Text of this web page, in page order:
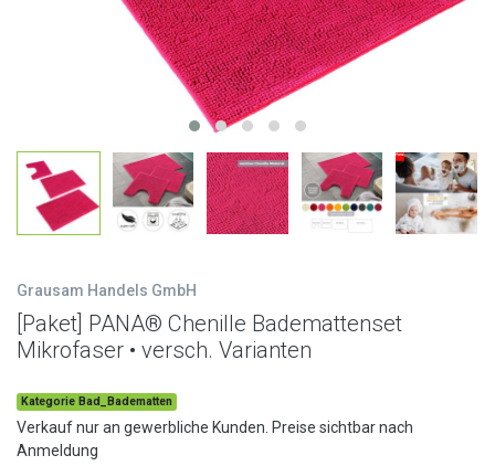
Grausam Handels GmbH
[Paket] PANA® Chenille Bademattenset
Mikrofaser • versch. Varianten
Kategorie Bad_Badematten
Verkauf nur an gewerbliche Kunden. Preise sichtbar nach
Anmeldung